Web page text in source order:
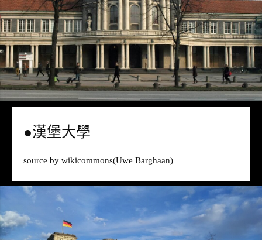
●漢堡大學
source by wikicommons(Uwe Barghaan)